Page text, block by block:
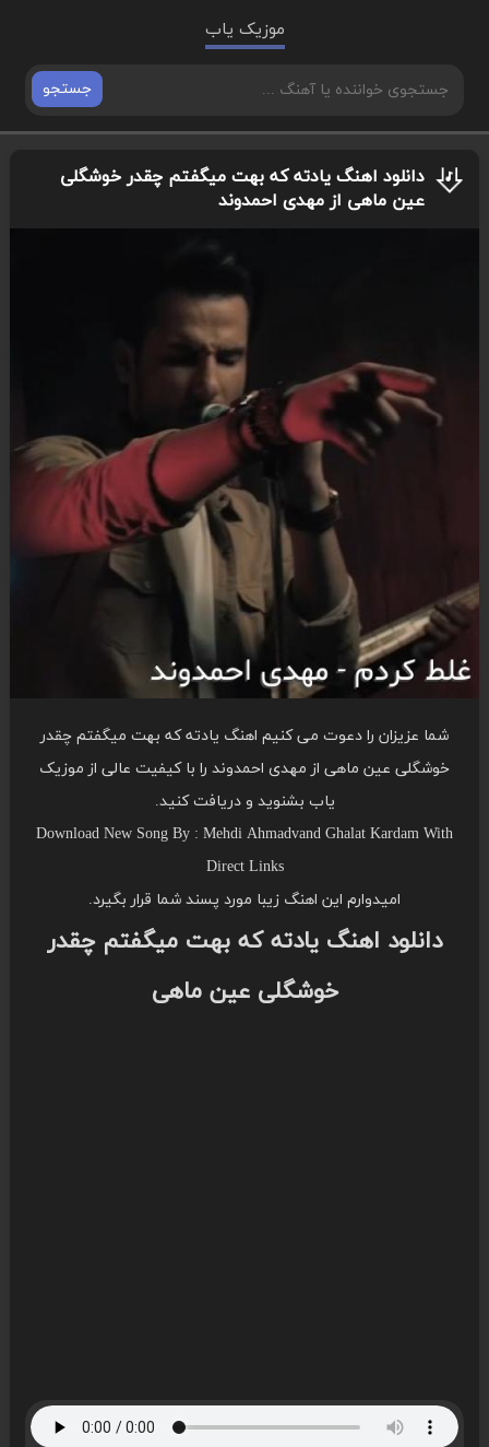
موزیک یاب
جستجو
دانلود اهنگ یادته که بهت میگفتم چقدر خوشگلی
عین ماهی از مهدی احمدوند
شما عزیزان را دعوت می کنیم اهنگ یادته که بهت میگفتم چقدر
خوشگلی عین ماهی از مهدی احمدوند را با کیفیت عالی از موزیک
یاب بشنوید و دریافت کنید.
Download New Song By : Mehdi Ahmadvand Ghalat Kardam With
Direct Links
امیدوارم این اهنگ زیبا مورد پسند شما قرار بگیرد.
دانلود اهنگ یادته که بهت میگفتم چقدر
خوشگلی عین ماهی